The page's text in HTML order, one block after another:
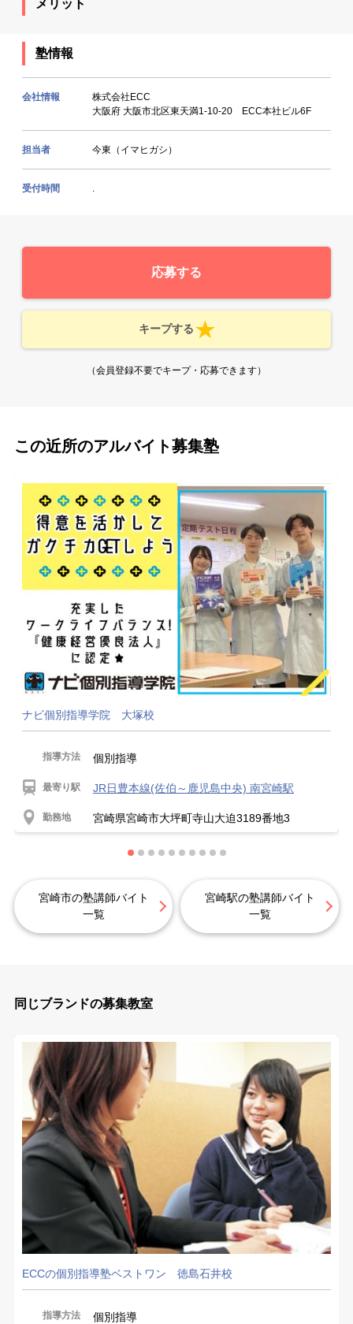
メリット
塾情報
会社情報
株式会社ECC
大阪府 大阪市北区東天満1-10-20 ECC本社ビル6F
担当者 今東（イマヒガシ）
受付時間 .
応募する
キープする
（会員登録不要でキープ・応募できます）
この近所のアルバイト募集塾
ナビ個別指導学院 大塚校
指導方法 個別指導
最寄り駅 JR日豊本線(佐伯～鹿児島中央) 南宮崎駅
勤務地 宮崎県宮崎市大坪町寺山大迫3189番地3
宮崎市の塾講師バイト
一覧
宮崎駅の塾講師バイト
一覧
同じブランドの募集教室
ECCの個別指導塾ベストワン 徳島石井校
指導方法 個別指導